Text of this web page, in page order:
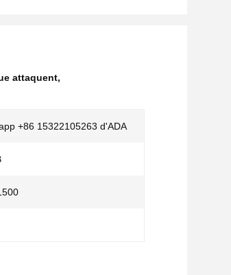
attaquent,
+86 15322105263 d'ADA